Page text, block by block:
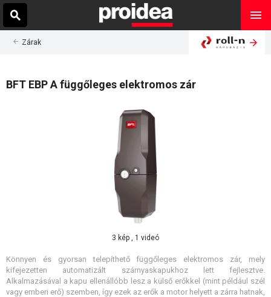
Zárak
BFT EBP A függőleges elektromos zár
3 kép , 1 videó
Könnyen és gyorsan telepíthető függőleges elektromos zár, mely
kifejezetten automatizált szárnyaskapukhoz lett fejlesztve.
Alkalmazásával a kapu ellenállóbb lesz a külső erőkkel (mint például szél
vagy emberi erő) szemben, így ezek az erők a motor helyett a zárra hatnak,